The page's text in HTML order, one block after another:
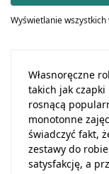
Wyświetlanie wszystkich
Własnoręczne
takich jak
rosnącą
monotonne
świadczyć fakt,
zestawy do
satysfakcję, a